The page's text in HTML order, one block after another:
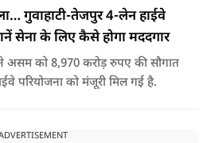
गुवाहाटी-तेजपुर 4-लेन हाईवे
सेना के लिए कैसे होगा मददगार
असम को 8,970 करोड़ रुपए की सौगात
परियोजना को मंजूरी मिल गई है.